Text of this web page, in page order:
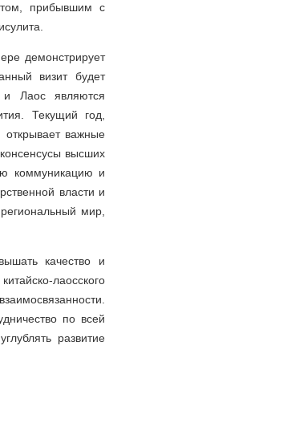
прибывшим с
демонстрирует
визит будет
и Лаос являются
Текущий год,
открывает важные
высших
коммуникацию и
власти и
мир,
качество и
лаосского
по всей
развитие